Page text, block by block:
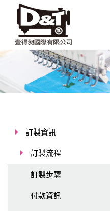
訂製資訊
訂製流程
訂製步驟
付款資訊